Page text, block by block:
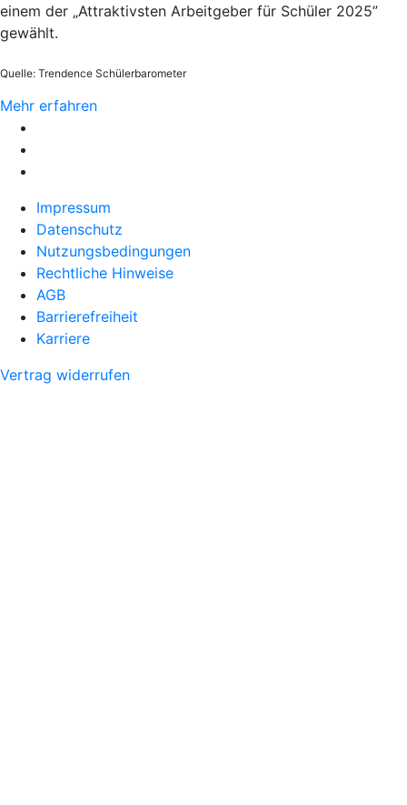
einem der „Attraktivsten Arbeitgeber für Schüler 2025”
gewählt.
Quelle: Trendence Schülerbarometer
Mehr erfahren
Impressum
Datenschutz
Nutzungsbedingungen
Rechtliche Hinweise
AGB
Barrierefreiheit
Karriere
Vertrag widerrufen